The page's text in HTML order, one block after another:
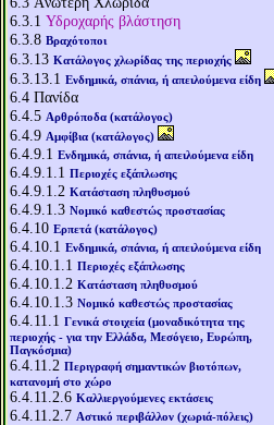
6.3.1 Υδροχαρής βλάστηση
6.3.8 Βραχότοποι
6.3.13 Κατάλογος χλωρίδας της περιοχής
6.3.13.1 Ενδημικά, σπάνια, ή απειλούμενα είδη
6.4 Πανίδα
6.4.5 Αρθρόποδα (κατάλογος)
6.4.9 Αμφίβια (κατάλογος)
6.4.9.1 Ενδημικά, σπάνια, ή απειλούμενα είδη
6.4.9.1.1 Περιοχές εξάπλωσης
6.4.9.1.2 Κατάσταση πληθυσμού
6.4.9.1.3 Νομικό καθεστώς προστασίας
6.4.10 Ερπετά (κατάλογος)
6.4.10.1 Ενδημικά, σπάνια, ή απειλούμενα είδη
6.4.10.1.1 Περιοχές εξάπλωσης
6.4.10.1.2 Κατάσταση πληθυσμού
6.4.10.1.3 Νομικό καθεστώς προστασίας
6.4.11.1 Γενικά στοιχεία (μοναδικότητα της
περιοχής - για την Ελλάδα, Μεσόγειο, Ευρώπη,
Παγκόσμια)
6.4.11.2 Περιγραφή σημαντικών βιοτόπων,
κατανομή στο χώρο
6.4.11.2.6 Καλλιεργούμενες εκτάσεις
6.4.11.2.7 Αστικό περιβάλλον (χωριά-πόλεις)